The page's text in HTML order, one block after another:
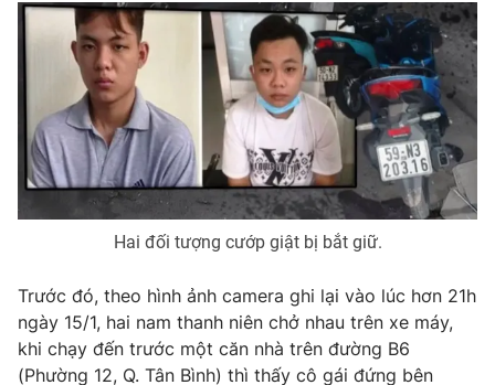
Phim VTV
Hậu trường
Nhân vật
Khán giả
Giải sao mai
Giải trí
Điện ảnh
Âm nhạc
Sao
Đời sống
Du lịch
Làm đẹp
Chất lượng cuộc sống
Giáo dục
Công nghệ
Hitech Công nghệ tương lai
Sản phẩm
Thị trường
Giao lưu trực tuyến
Lịch phát sóng
Hai đối tượng cướp giật bị bắt giữ.
Trước đó, theo hình ảnh camera ghi lại vào lúc hơn 21h
ngày 15/1, hai nam thanh niên chở nhau trên xe máy,
khi chạy đến trước một căn nhà trên đường B6
(Phường 12, Q. Tân Bình) thì thấy cô gái đứng bên